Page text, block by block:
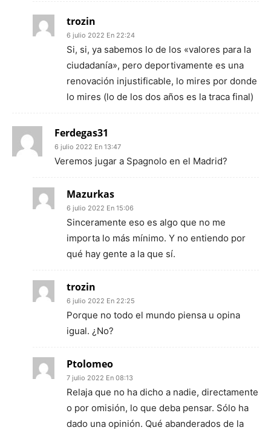
trozin
6 julio 2022 En 22:24
Si, si, ya sabemos lo de los «valores para la
ciudadanía», pero deportivamente es una
renovación injustificable, lo mires por donde
lo mires (lo de los dos años es la traca final)
Ferdegas31
6 julio 2022 En 13:47
Veremos jugar a Spagnolo en el Madrid?
Mazurkas
6 julio 2022 En 15:06
Sinceramente eso es algo que no me
importa lo más mínimo. Y no entiendo por
qué hay gente a la que sí.
trozin
6 julio 2022 En 22:25
Porque no todo el mundo piensa u opina
igual. ¿No?
Ptolomeo
7 julio 2022 En 08:13
Relaja que no ha dicho a nadie, directamente
o por omisión, lo que deba pensar. Sólo ha
dado una opinión. Qué abanderados de la